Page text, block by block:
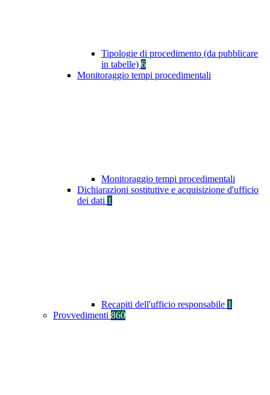
Tipologie di procedimento (da pubblicare
in tabelle) 6
Monitoraggio tempi procedimentali
Monitoraggio tempi procedimentali
Dichiarazioni sostitutive e acquisizione d'ufficio
dei dati 1
Recapiti dell'ufficio responsabile 1
Provvedimenti 860